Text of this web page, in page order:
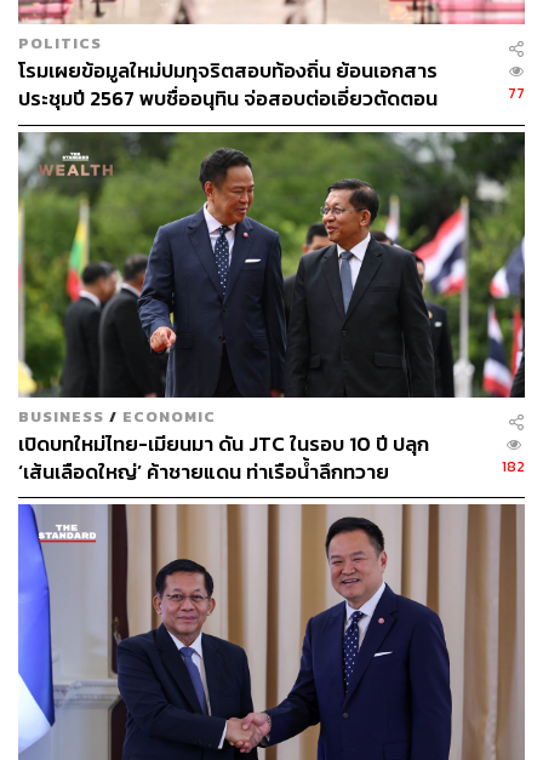
POLITICS
โรมเผยข้อมูลใหม่ปมทุจริตสอบท้องถิ่น ย้อนเอกสาร
ประชุมปี 2567 พบชื่ออนุทิน จ่อสอบต่อเอี่ยวตัดตอน
ม.บูรพา หรือไม่
77
BUSINESS / ECONOMIC
เปิดบทใหม่ไทย-เมียนมา ดัน JTC ในรอบ 10 ปี ปลุก
‘เส้นเลือดใหญ่’ ค้าชายแดน ท่าเรือน้ำลึกทวาย
182